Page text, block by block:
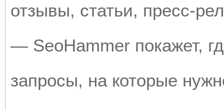
отзывы, статьи, пресс-
— SeoHammer покажет,
запросы, на которые